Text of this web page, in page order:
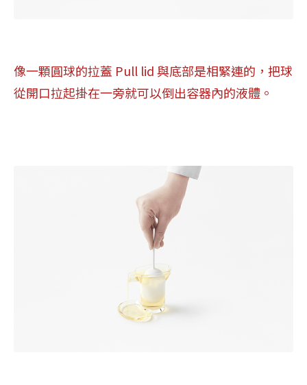
像一顆圓球的拉蓋 Pull lid 與底部是相緊連的，把球
從開口拉起掛在一旁就可以倒出容器內的液體。